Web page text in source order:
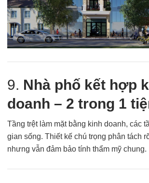
9. Nhà phố kết hợp
doanh – 2 trong 1
Tầng trệt làm mặt bằng kinh doanh, các
gian sống. Thiết kế chú trọng phân tách
nhưng vẫn đảm bảo tính thẩm mỹ chung.